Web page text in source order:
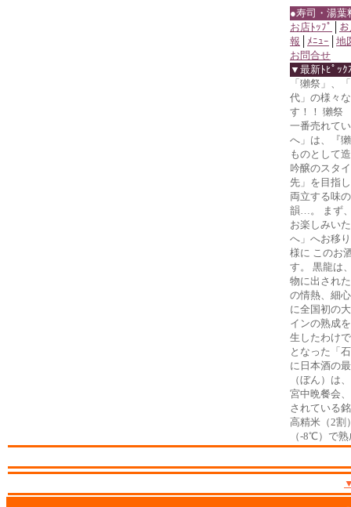
●寿司・湯
お店ﾄｯﾌﾟ
報
ﾒﾆｭｰ
地
お問合せ
▼最新ﾄﾋﾟｯｸ
「獺祭」、
代」の様々
す！！ 獺祭
一番売れて
へ」は、『
ものとして
吟醸のスタ
先」を目指
両立する味
韻…。 まず
お楽しみい
へ」へお移
様に このお
す。 黒龍は
物に出され
の情熱、細
に全国初の
インの熟成
生したわけ
となった「
に日本酒の
（ぼん）は
宮中晩餐会
されている
高精米（2割
（-8℃）で